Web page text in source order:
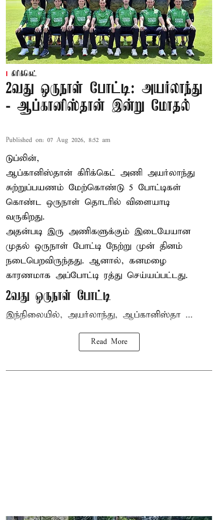
கிரிக்கெட்
2வது ஒருநாள் போட்டி: அயர்லாந்து
- ஆப்கானிஸ்தான் இன்று மோதல்
Published on: 07 Aug 2026, 8:52 am
டுப்லின்,
ஆப்கானிஸ்தான் கிரிக்கெட் அணி அயர்லாந்து
சுற்றுப்பயணம் மேற்கொண்டு 5 போட்டிகள்
கொண்ட ஒருநாள் தொடரில் விளையாடி
வருகிறது.
அதன்படி இரு அணிகளுக்கும் இடையேயான
முதல் ஒருநாள் போட்டி நேற்று முன் தினம்
நடைபெறவிருந்தது. ஆனால், கனமழை
காரணமாக அப்போட்டி ரத்து செய்யப்பட்டது.
2வது ஒருநாள் போட்டி
இந்நிலையில், அயர்லாந்து, ஆப்கானிஸ்தா ...
Read More